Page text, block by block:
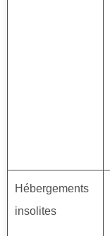
Hébergements
insolites